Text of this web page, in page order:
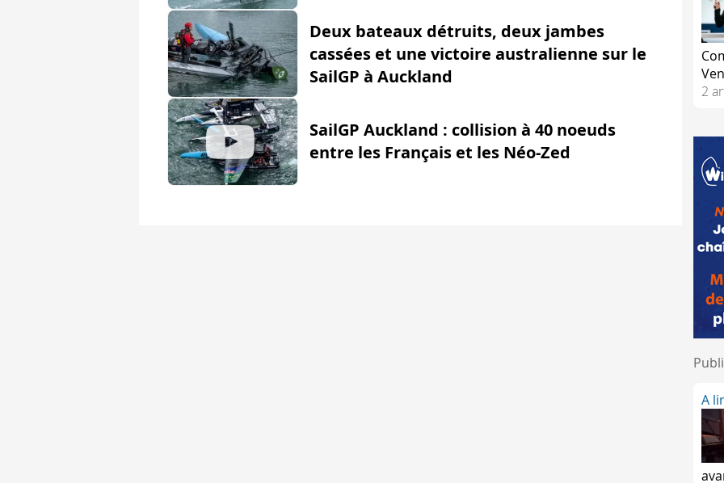
Deux bateaux détruits, deux jambes
cassées et une victoire australienne sur le
SailGP à Auckland
SailGP Auckland : collision à 40 noeuds
entre les Français et les Néo-Zed
2
A